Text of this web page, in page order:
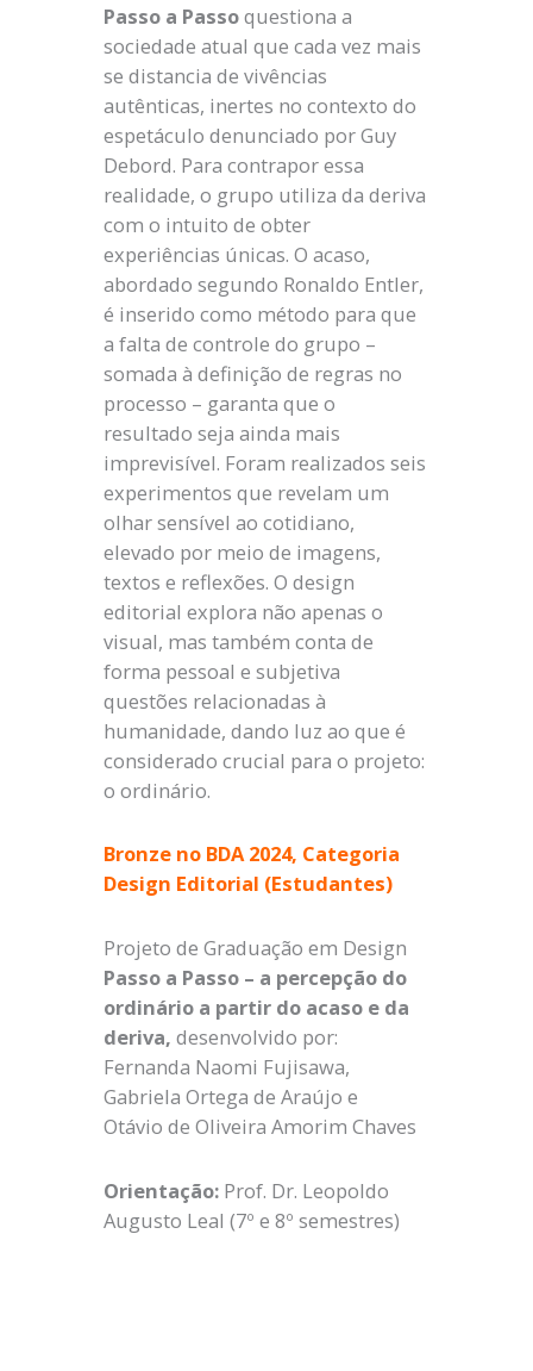
Passo a Passoquestiona a
sociedade atual que cada vez mais
se distancia de vivências
autênticas, inertes no contexto do
espetáculo denunciado por Guy
Debord. Para contrapor essa
realidade, o grupo utiliza da deriva
com o intuito de obter
experiências únicas. O acaso,
abordado segundo Ronaldo Entler,
é inserido como método para que
a falta de controle do grupo –
somada à definição de regras no
processo – garanta que o
resultado seja ainda mais
imprevisível. Foram realizados seis
experimentos que revelam um
olhar sensível ao cotidiano,
elevado por meio de imagens,
textos e reflexões. O design
editorial explora não apenas o
visual, mas também conta de
forma pessoal e subjetiva
questões relacionadas à
humanidade, dando luz ao que é
considerado crucial para o projeto:
o ordinário.
Bronze no BDA 2024, Categoria
Design Editorial (Estudantes)
Projeto de Graduação em Design
Passo a Passo – a percepção do
ordinário a partir do acaso e da
deriva,desenvolvido por:
Fernanda Naomi Fujisawa,
Gabriela Ortega de Araújo e
Otávio de Oliveira Amorim Chaves
Orientação: Prof. Dr. Leopoldo
Augusto Leal (7º e 8º semestres)